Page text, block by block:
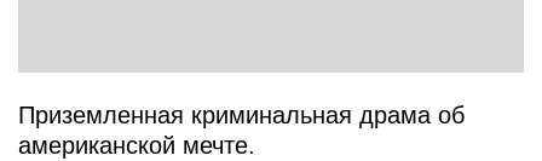
Приземленная криминальная драма об
американской мечте.